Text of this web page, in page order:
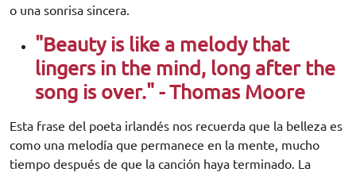
o una sonrisa sincera.
"Beauty is like a melody that
lingers in the mind, long after the
song is over." - Thomas Moore
Esta frase del poeta irlandés nos recuerda que la belleza es
como una melodía que permanece en la mente, mucho
tiempo después de que la canción haya terminado. La